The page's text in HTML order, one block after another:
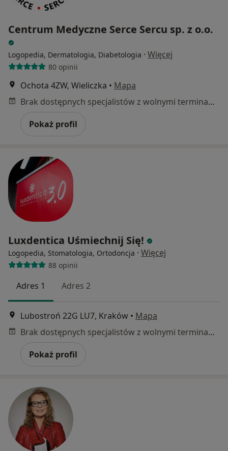
Centrum Medyczne Serce Sercu sp. z o.o.
Logopedia, Dermatologia, Diabetologia · Więcej
80 opinii
Ochota 4ZW, Wieliczka • Mapa
Brak dostępnych specjalistów z wolnymi terminami w tym centrum medycznym.
Pokaż profil
Luxdentica Uśmiechnij Się!
Logopedia, Stomatologia, Ortodoncja · Więcej
88 opinii
Adres 1 Adres 2
Lubostroń 22G LU7, Kraków • Mapa
Brak dostępnych specjalistów z wolnymi terminami w tym centrum medycznym.
Pokaż profil